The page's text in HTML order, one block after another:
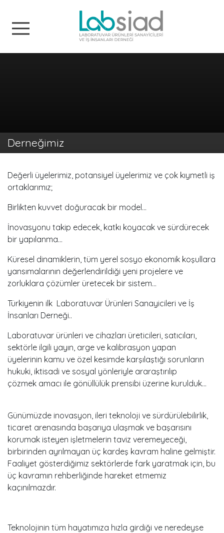
Derneğimiz
Değerli üyelerimiz, potansiyel üyelerimiz ve çok kıymetli iş
ortaklarımız;
Birlikten kuvvet doğuracak bir model…
İnovasyonu takip edecek, katkı koyacak ve sürdürecek
bir yapılanma…
Küresel dinamiklerin, tüm yerel sosyo ekonomik koşullara
yansımalarının değerlendirildiği yeni projelere ve
zorluklara çözümler üretecek bir sistem…
Türkiyenin ilk Laboratuvar Ürünleri Sanayicileri ve İş
İnsanları Derneği..
Laboratuvar ürünleri ve cihazları üreticileri, satıcıları,
sektörle ilgili yayın, arge ve kalibrasyon yapan
üyelerinin kamu ve özel kesimde karşılaştığı sorunların
hukuki, iktisadi ve sosyal yönleriyle araraştırılıp
çözmek amacı ile gönüllülük prensibi üzerine kurulduk...
Günümüzde inovasyon, ileri teknoloji ve sürdürülebilirlik,
ticaret arenasında başarıya ulaşmak ve başarısını
korumak isteyen işletmelerin taviz veremeyeceği,
birbirinden ayrılmayan üç kardeş kavram haline gelmiştir.
Faaliyet gösterdiğimiz sektörlerde fark yaratmak için, bu
üç kavramın rehberliğinde hareket etmemiz
kaçınılmazdır.
Teknolojinin tüm hayatımıza hızla girdiği ve neredeyse